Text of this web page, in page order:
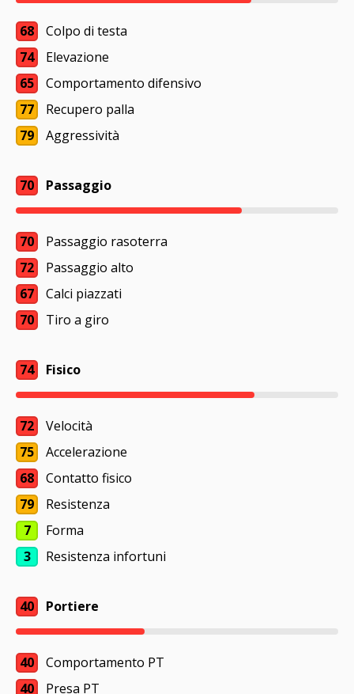
68
Colpo di testa
74
Elevazione
65
Comportamento difensivo
77
Recupero palla
79
Aggressività
70 Passaggio
70
Passaggio rasoterra
72
Passaggio alto
67
Calci piazzati
70
Tiro a giro
74 Fisico
72
Velocità
75
Accelerazione
68
Contatto fisico
79
Resistenza
7
Forma
3
Resistenza infortuni
40 Portiere
40
Comportamento PT
40
Presa PT